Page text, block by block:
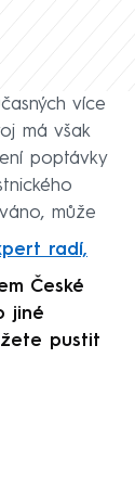
více
má však
poptávky
může
radí,
České
jiné
pustit